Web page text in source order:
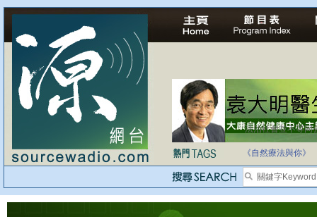
法治社會並不等同
《自然療法與你》